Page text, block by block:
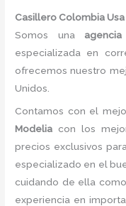
Casillero Colombia
Somos una
especializada en
ofrecemos nuestro
Unidos.
Contamos con el
Modelia con los
precios exclusivos
especializado en el
cuidando de ella
experiencia en